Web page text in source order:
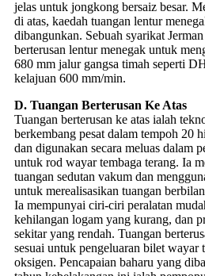
jelas untuk jongkong bersaiz besar.
di atas, kaedah tuangan lentur
dibangunkan. Sebuah syarikat
berterusan lentur menegak untuk
680 mm jalur gangsa timah seperti
kelajuan 600 mm/min.
D. Tuangan Berterusan Ke Atas
Tuangan berterusan ke atas ialah
berkembang pesat dalam tempoh 20
dan digunakan secara meluas dalam
untuk rod wayar tembaga terang. Ia
tuangan sedutan vakum dan
untuk merealisasikan tuangan
Ia mempunyai ciri-ciri peralatan
kehilangan logam yang kurang, dan
sekitar yang rendah. Tuangan
sesuai untuk pengeluaran bilet wayar
oksigen. Pencapaian baharu yang